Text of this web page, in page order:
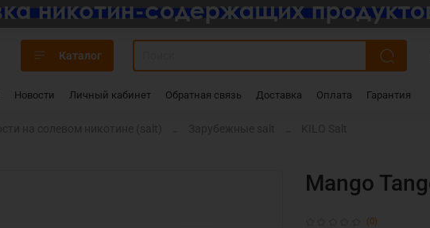
Каталог
Новости Личный кабинет Обратная связь Доставка Оплата Гарантия
(0)
Mango